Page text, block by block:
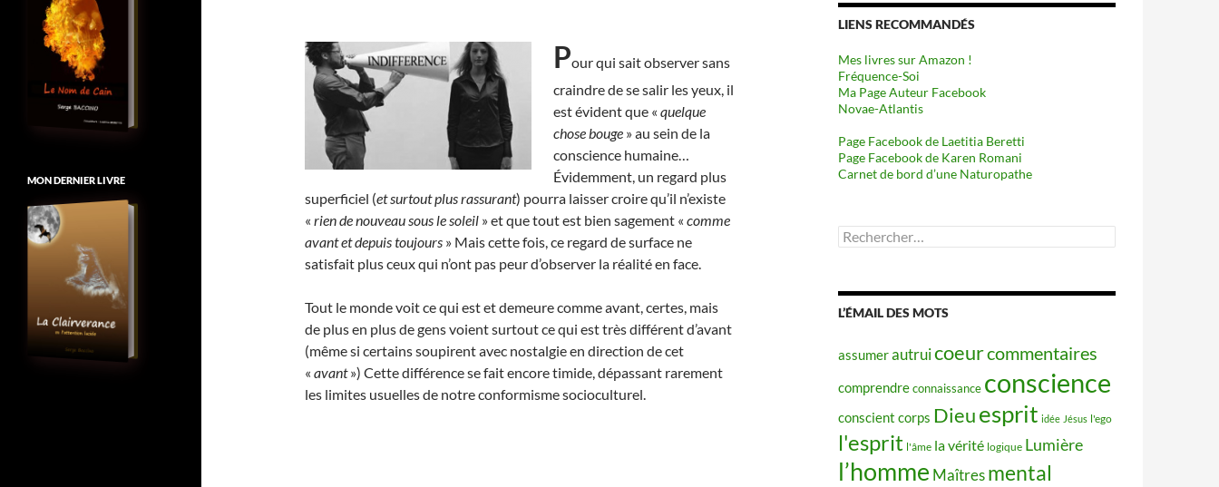
Pour qui sait observer sans
craindre de se salir les yeux, il
est évident que « quelque
chose bouge » au sein de la
conscience humaine…
Évidemment, un regard plus
superficiel (et surtout plus rassurant) pourra laisser croire qu’il n’existe
« rien de nouveau sous le soleil » et que tout est bien sagement « comme
avant et depuis toujours » Mais cette fois, ce regard de surface ne
satisfait plus ceux qui n’ont pas peur d’observer la réalité en face.
Tout le monde voit ce qui est et demeure comme avant, certes, mais
de plus en plus de gens voient surtout ce qui est très différent d’avant
(même si certains soupirent avec nostalgie en direction de cet
« avant») Cette différence se fait encore timide, dépassant rarement
les limites usuelles de notre conformisme socioculturel.
LIENS RECOMMANDÉS
Mes livres sur Amazon !
Fréquence-Soi
Ma Page Auteur Facebook
Novae-Atlantis
Page Facebook de Laetitia Beretti
Page Facebook de Karen Romani
Carnet de bord d’une Naturopathe
Rechercher :
L’ÉMAIL DES MOTS
assumerautruicoeurcommentaires
comprendreconnaissance conscience
conscient corps Dieuesprit idée Jésus l'ego
l'esprit l'âme la vérité logique Lumière
l’homme Maîtres mental
MON DERNIER LIVRE